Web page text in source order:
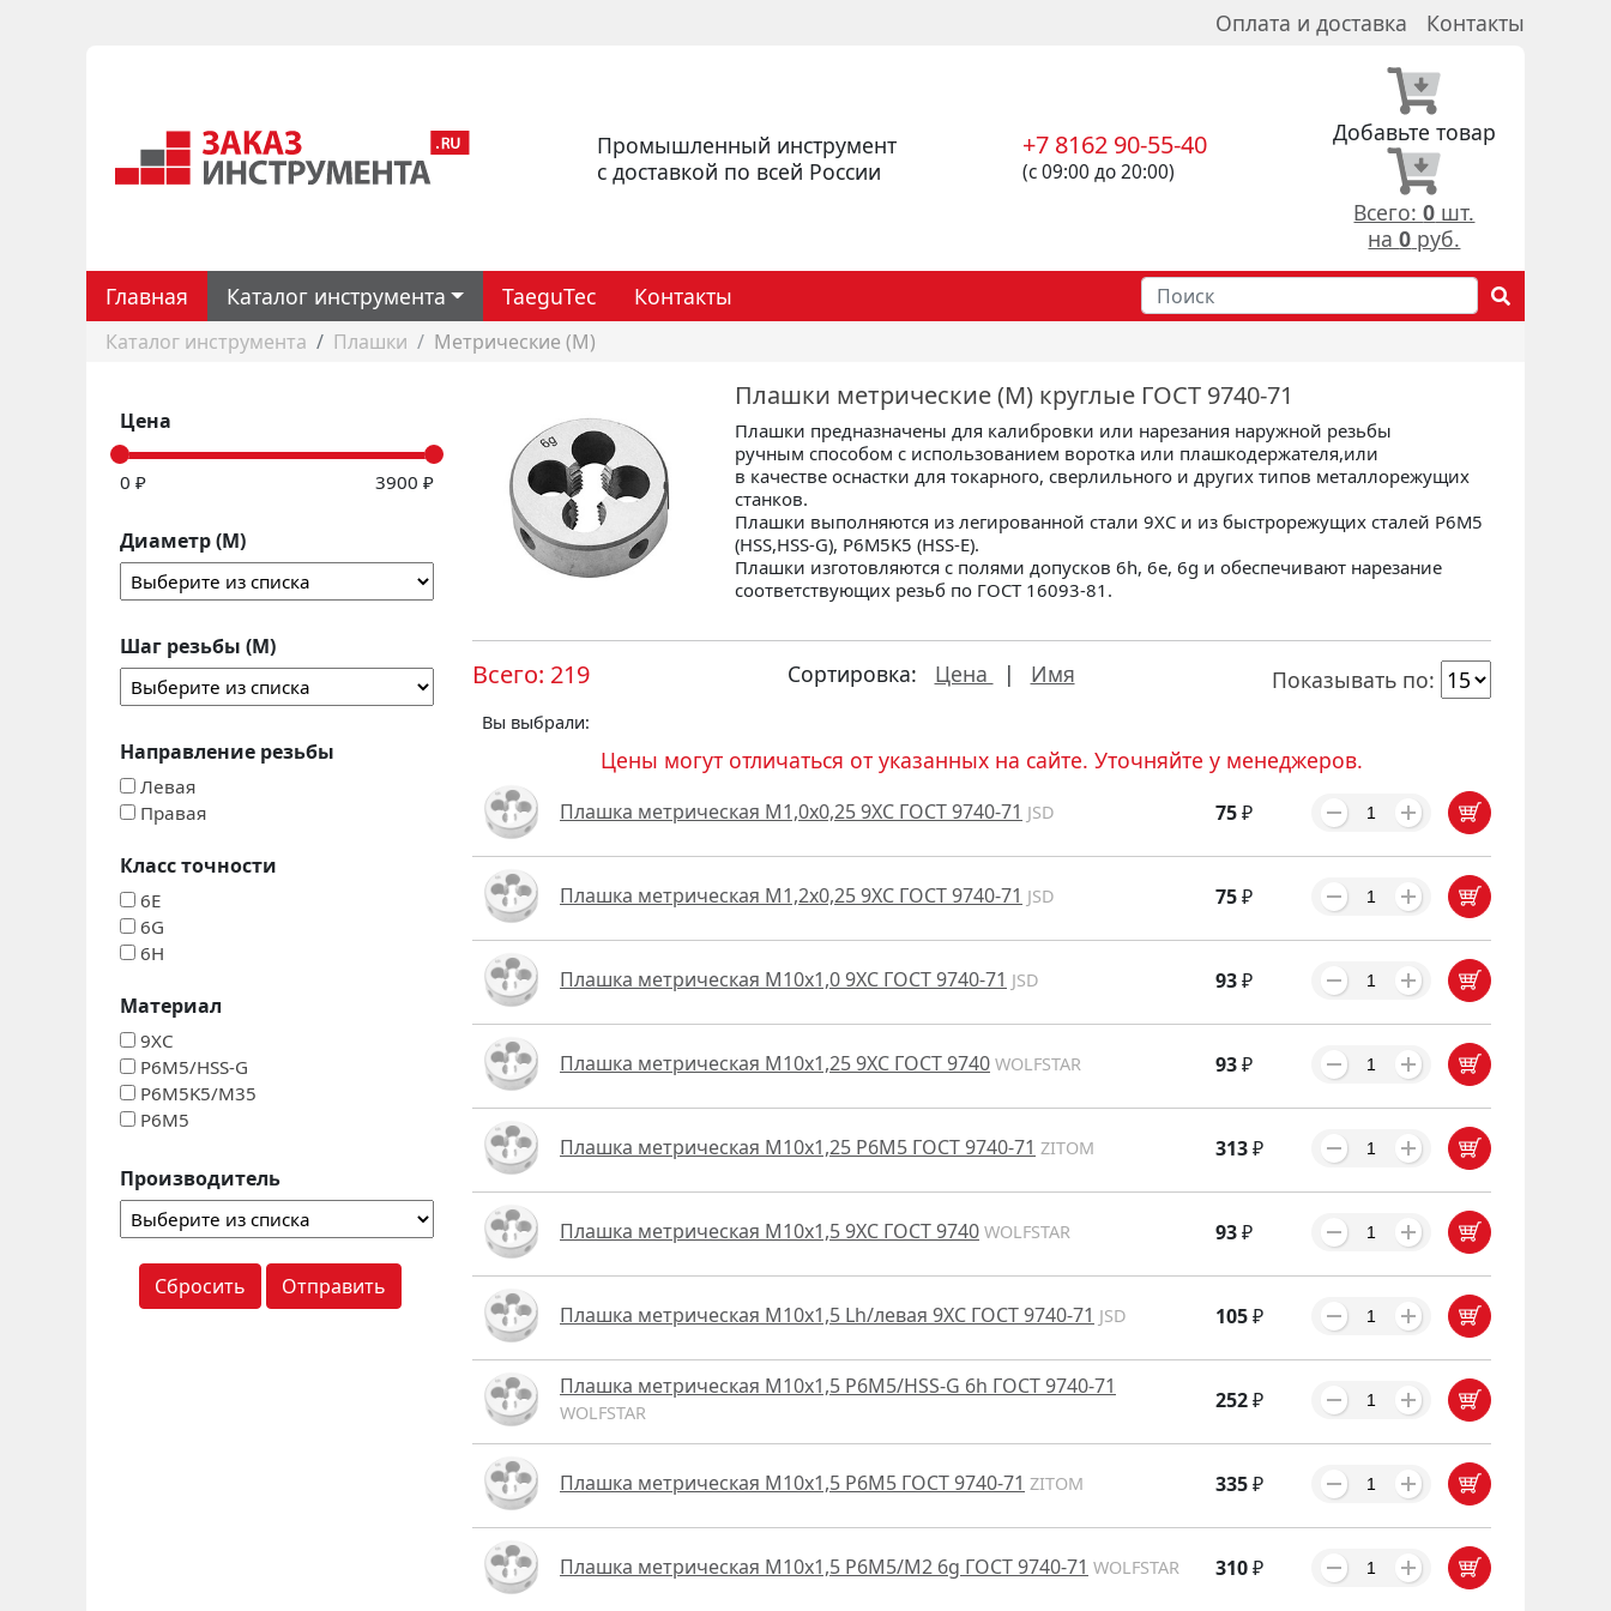
Оплата и доставка Контакты
Промышленный инструмент
с доставкой по всей России
+7 8162 90-55-40
(с 09:00 до 20:00)
Добавьте товар
Всего:0 шт.
на0 руб.
Главная
Каталог инструмента TaeguTec Контакты
Каталог инструмента Плашки Метрические (M)
Цена
0 ₽ 3900 ₽
Диаметр (М)
Шаг резьбы (М)
Направление резьбы
Левая
Правая
Класс точности
6E
6G
6H
Материал
9ХС
P6M5/HSS-G
P6M5K5/M35
Р6М5
Производитель
Сбросить Отправить
Плашки метрические (М) круглые ГОСТ 9740-71
Плашки предназначены для калибровки или нарезания наружной резьбы
ручным способом с использованием воротка или плашкодержателя,или
в качестве оснастки для токарного, сверлильного и других типов металлорежущих
станков.
Плашки выполняются из легированной стали 9ХС и из быстрорежущих сталей Р6М5
(HSS,HSS-G), P6M5K5 (HSS-E).
Плашки изготовляются с полями допусков 6h, 6e, 6g и обеспечивают нарезание
соответствующих резьб по ГОСТ 16093-81.
Всего: 219 Сортировка: Цена | Имя Показывать по:
Вы выбрали:
Цены могут отличаться от указанных на сайте. Уточняйте у менеджеров.
Плашка метрическая М1,0х0,25 9ХС ГОСТ 9740-71 JSD 75₽
Плашка метрическая М1,2х0,25 9ХС ГОСТ 9740-71 JSD 75₽
Плашка метрическая М10х1,0 9ХС ГОСТ 9740-71 JSD 93₽
Плашка метрическая М10х1,25 9ХС ГОСТ 9740 WOLFSTAR 93₽
Плашка метрическая М10х1,25 Р6М5 ГОСТ 9740-71 ZITOM 313₽
Плашка метрическая М10х1,5 9ХС ГОСТ 9740 WOLFSTAR 93₽
Плашка метрическая М10х1,5 Lh/левая 9ХС ГОСТ 9740-71 JSD 105₽
Плашка метрическая М10х1,5 P6M5/HSS-G 6h ГОСТ 9740-71
WOLFSTAR 252₽
Плашка метрическая М10х1,5 Р6М5 ГОСТ 9740-71 ZITOM 335₽
Плашка метрическая М10х1,5 Р6М5/М2 6g ГОСТ 9740-71 WOLFSTAR 310₽